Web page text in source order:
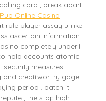
card , break apart
Online Casino
role player assay unlike
ascertain information
completely under I
hold accounts atomic
security measures
and creditworthy gage
period . patch it
, the stop high